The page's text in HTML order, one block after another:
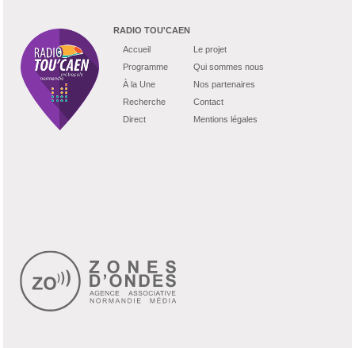
RADIO TOU'CAEN
Accueil
Programme
À la Une
Recherche
Direct
Le projet
Qui sommes nous
Nos partenaires
Contact
Mentions légales